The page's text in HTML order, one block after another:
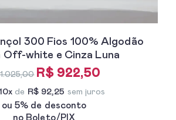
300 Fios 100% Algodão
Off-white e Cinza Luna
R$ 922,50
de R$ 92,25 sem juros
ou 5% de desconto
no Boleto/PIX